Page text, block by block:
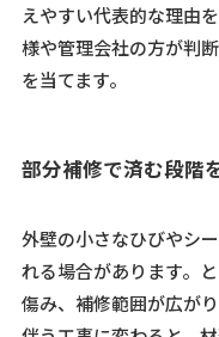
えやすい代表的な理由
様や管理会社の方が判
を当てます。
部分補修で済む段階
外壁の小さなひびやシ
れる場合があります。
傷み、補修範囲が広が